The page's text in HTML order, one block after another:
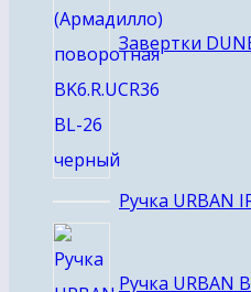
Завертки
Ручка URBAN
Ручка URBAN